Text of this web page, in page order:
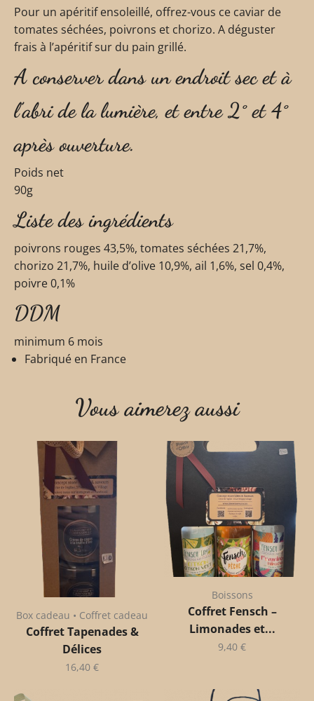
Pour un apéritif ensoleillé, offrez-vous ce caviar de
tomates séchées, poivrons et chorizo. A déguster
frais à l’apéritif sur du pain grillé.
A conserver dans un endroit sec et à
l’abri de la lumière, et entre 2° et 4°
après ouverture.
Poids net
90g
Liste des ingrédients
poivrons rouges 43,5%, tomates séchées 21,7%,
chorizo 21,7%, huile d’olive 10,9%, ail 1,6%, sel 0,4%,
poivre 0,1%
DDM
minimum 6 mois
Fabriqué en France
Vous aimerez aussi
Box cadeau • Coffret cadeau
Coffret Tapenades &
Délices
16,40 €
Boissons
Coffret Fensch –
Limonades et...
9,40 €